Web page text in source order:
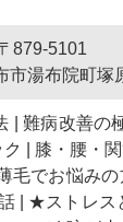
879-5101
市湯布院町塚
難病改善の
膝・腰・
毛でお悩みの
| ★ストレス